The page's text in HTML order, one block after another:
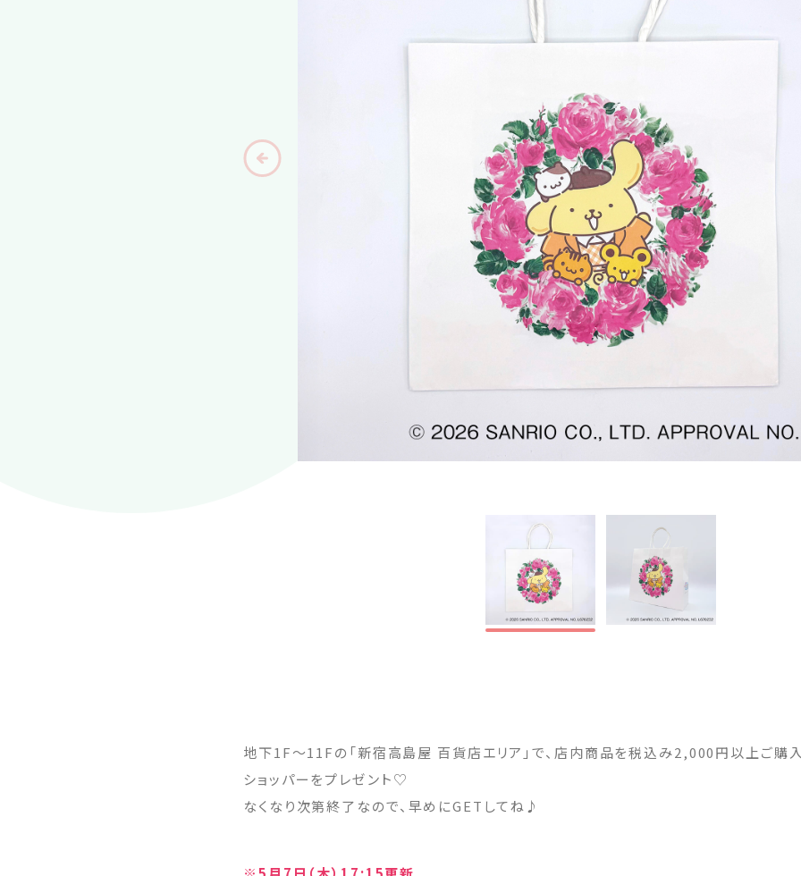
地下1F～11Fの「新宿高島屋 百貨店エリア」で、店内商品を税込み2,000円以上ご購
ショッパーをプレゼント♡
なくなり次第終了なので、早めにGETしてね♪